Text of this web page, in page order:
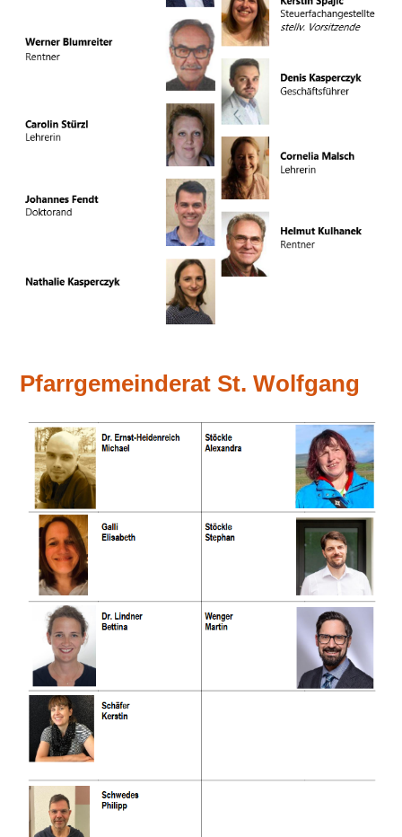
Pfarrgemeinderat St. Wolfgang